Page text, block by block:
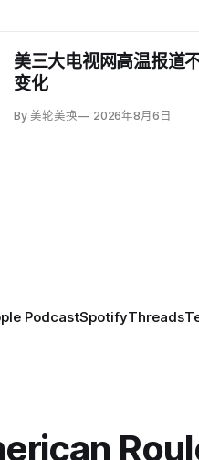
美三大电视网高温报道
变化
By 美轮美换 2026年8月6日
PodcastSpotifyThreads